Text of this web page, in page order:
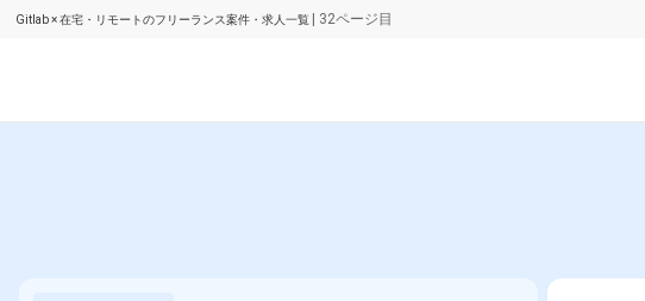
Gitlab × 在宅・リモートのフリーランス案件・求人一覧 | 32ページ目